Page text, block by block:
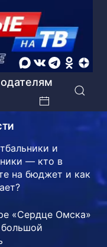
и
— кто в
на бюджет и как
«Сердце Омска»